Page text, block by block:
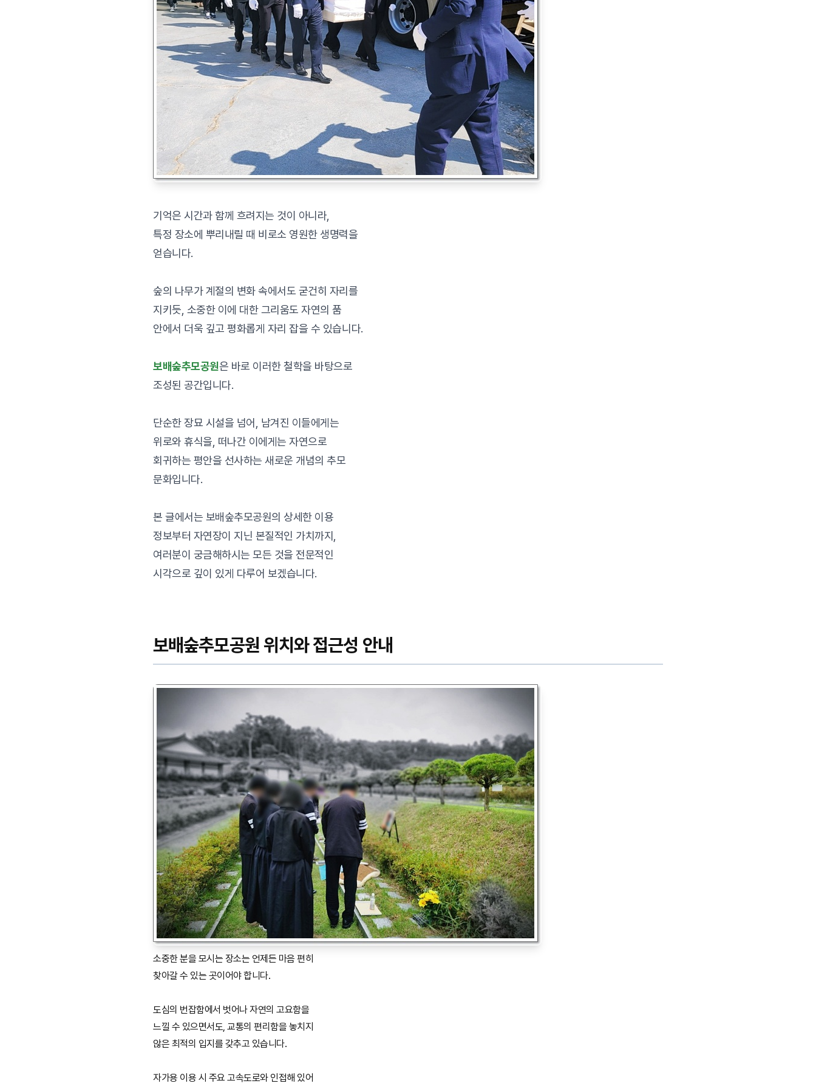
기억은 시간과 함께 흐려지는 것이 아니라,
특정 장소에 뿌리내릴 때 비로소 영원한 생명력을
얻습니다.
숲의 나무가 계절의 변화 속에서도 굳건히 자리를
지키듯, 소중한 이에 대한 그리움도 자연의 품
안에서 더욱 깊고 평화롭게 자리 잡을 수 있습니다.
보배숲추모공원은 바로 이러한 철학을 바탕으로
조성된 공간입니다.
단순한 장묘 시설을 넘어, 남겨진 이들에게는
위로와 휴식을, 떠나간 이에게는 자연으로
회귀하는 평안을 선사하는 새로운 개념의 추모
문화입니다.
본 글에서는 보배숲추모공원의 상세한 이용
정보부터 자연장이 지닌 본질적인 가치까지,
여러분이 궁금해하시는 모든 것을 전문적인
시각으로 깊이 있게 다루어 보겠습니다.
보배숲추모공원 위치와 접근성 안내
소중한 분을 모시는 장소는 언제든 마음 편히
찾아갈 수 있는 곳이어야 합니다.
도심의 번잡함에서 벗어나 자연의 고요함을
느낄 수 있으면서도, 교통의 편리함을 놓치지
않은 최적의 입지를 갖추고 있습니다.
자가용 이용 시 주요 고속도로와 인접해 있어